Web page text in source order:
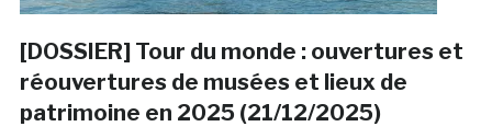
[DOSSIER] Tour du monde : ouvertures et
réouvertures de musées et lieux de
patrimoine en 2025 (21/12/2025)